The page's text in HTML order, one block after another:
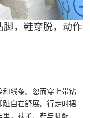
，鞋穿脱，动作
线条。忽而穿上带钻
自在舒展。行走时裙
，袜子、鞋与脚配